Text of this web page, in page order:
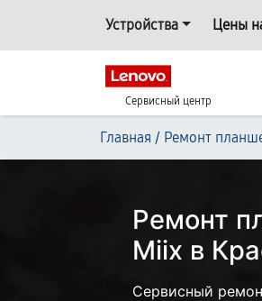
Устройства Цены
Сервисный центр
Главная / Ремонт
Ремонт
Miix в
Сервисный